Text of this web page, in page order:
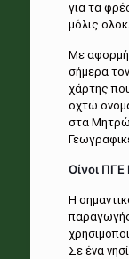
για τα
μόλις
Με αφορμή
σήμερα
χάρτης
οχτώ
στα
Οίνοι ΠΓΕ
Η
παραγωγής
Σε ένα